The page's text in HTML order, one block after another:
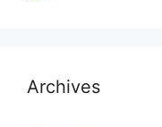
Archives